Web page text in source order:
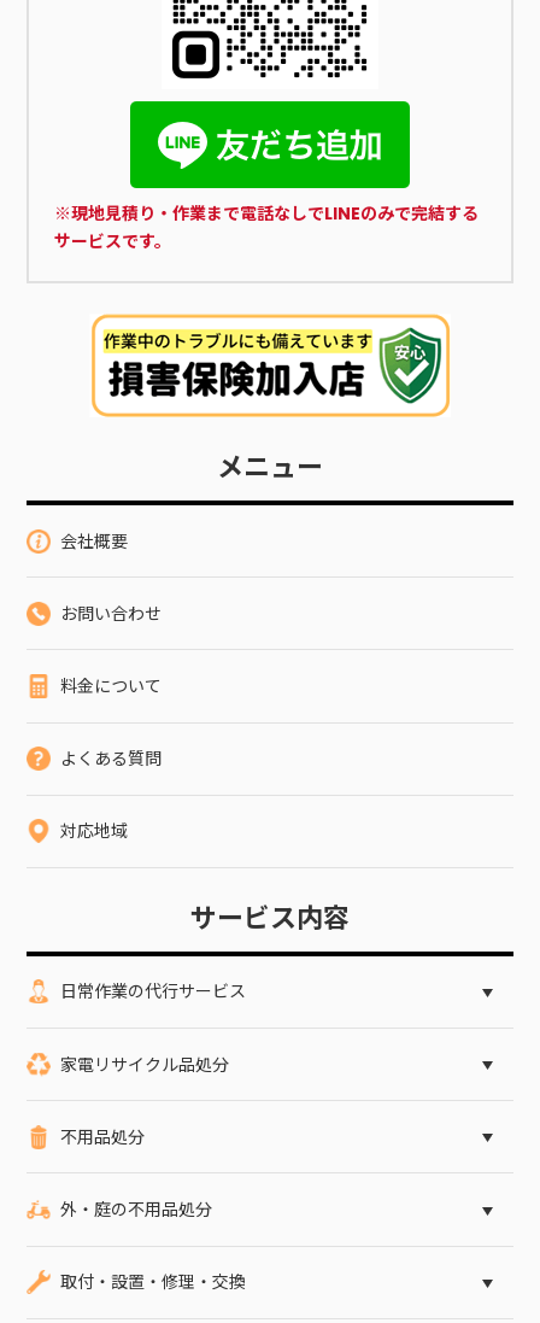
※現地見積り・作業まで電話なしでLINEのみで完結する
サービスです。
メニュー
会社概要
お問い合わせ
料金について
よくある質問
対応地域
サービス内容
日常作業の代行サービス
家電リサイクル品処分
不用品処分
外・庭の不用品処分
取付・設置・修理・交換